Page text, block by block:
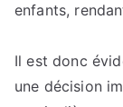
enfants,
Il est donc
une décision